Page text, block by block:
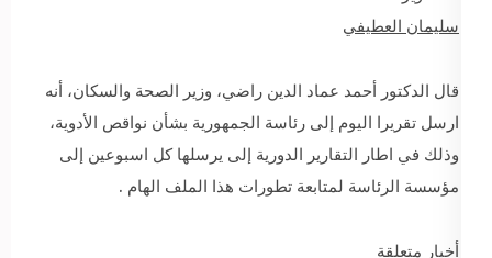
سليمان العطيفي
قال الدكتور أحمد عماد الدين راضي، وزير الصحة والسكان، أنه
ارسل تقريرا اليوم إلى رئاسة الجمهورية بشأن نواقص الأدوية،
وذلك في اطار التقارير الدورية إلى يرسلها كل اسبوعين إلى
مؤسسة الرئاسة لمتابعة تطورات هذا الملف الهام .
أخبار متعلقة